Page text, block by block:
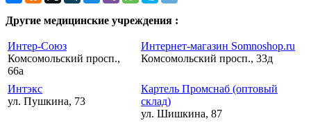
Другие медицинские учреждения :
Интер-Союз
Комсомольский просп.,
66а
Интернет-магазин Somnoshop.ru
Комсомольский просп., 33д
Интэкс
ул. Пушкина, 73
Картель Промснаб (оптовый
склад)
ул. Шишкина, 87